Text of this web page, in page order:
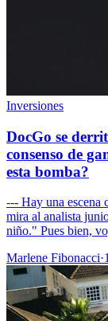
Inversiones
DocGo se
consenso de
esta bomba?
--- Hay una escena
mira al analista
niño." Pues bien,
Marlene Fibonacci·